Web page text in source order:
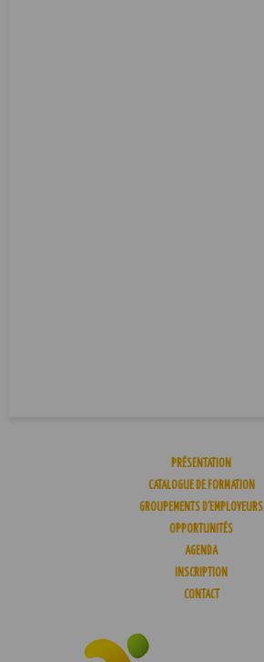
PRÉSENTATION
CATALOGUE DE FORMATION
GROUPEMENTS D’EMPLOYEURS
OPPORTUNITÉS
AGENDA
INSCRIPTION
CONTACT